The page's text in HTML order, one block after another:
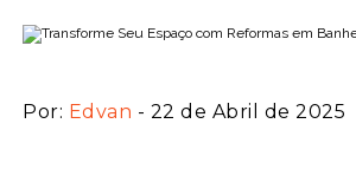
Por: Edvan - 22 de Abril de 2025